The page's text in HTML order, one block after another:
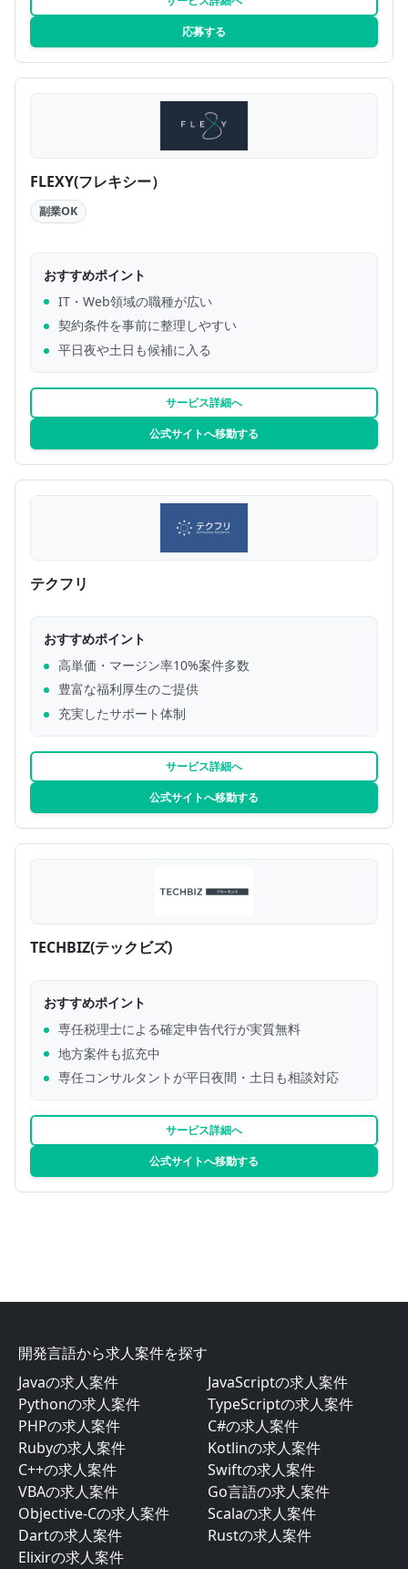
応募する
FLEXY(フレキシー）
副業OK
おすすめポイント
IT・Web領域の職種が広い
契約条件を事前に整理しやすい
平日夜や土日も候補に入る
サービス詳細へ
公式サイトへ移動する
テクフリ
おすすめポイント
高単価・マージン率10%案件多数
豊富な福利厚生のご提供
充実したサポート体制
サービス詳細へ
公式サイトへ移動する
TECHBIZ(テックビズ)
おすすめポイント
専任税理士による確定申告代行が実質無料
地方案件も拡充中
専任コンサルタントが平日夜間・土日も相談対応
サービス詳細へ
公式サイトへ移動する
開発言語から求人案件を探す
Javaの求人案件
JavaScriptの求人案件
Pythonの求人案件
TypeScriptの求人案件
PHPの求人案件
C#の求人案件
Rubyの求人案件
Kotlinの求人案件
C++の求人案件
Swiftの求人案件
VBAの求人案件
Go言語の求人案件
Objective-Cの求人案件
Scalaの求人案件
Dartの求人案件
Rustの求人案件
Elixirの求人案件